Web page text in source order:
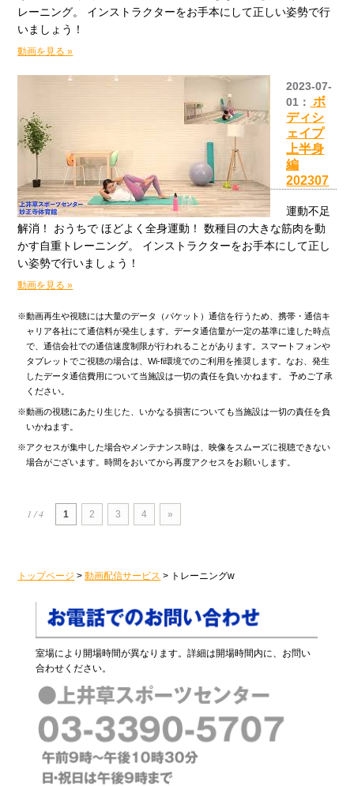
レーニング。 インストラクターをお手本にして正しい姿勢で行
いましょう！
動画を見る »
2023-07-
01： ボ
ディシ
ェイプ
上半身
編
202307
運動不足
解消！ おうちで ほどよく全身運動！ 数種目の大きな筋肉を動
かす自重トレーニング。 インストラクターをお手本にして正し
い姿勢で行いましょう！
動画を見る »
※動画再生や視聴には大量のデータ（パケット）通信を行うため、携帯・通信キ
ャリア各社にて通信料が発生します。データ通信量が一定の基準に達した時点
で、通信会社での通信速度制限が行われることがあります。スマートフォンや
タブレットでご視聴の場合は、Wi-fi環境でのご利用を推奨します。なお、発生
したデータ通信費用について当施設は一切の責任を負いかねます。 予めご了承
ください。
※動画の視聴にあたり生じた、いかなる損害についても当施設は一切の責任を負
いかねます。
※アクセスが集中した場合やメンテナンス時は、映像をスムーズに視聴できない
場合がございます。時間をおいてから再度アクセスをお願いします。
1 / 4 1 2 3 4 »
トップページ >動画配信サービス > トレーニングw
室場により開場時間が異なります。詳細は開場時間内に、お問い
合わせください。